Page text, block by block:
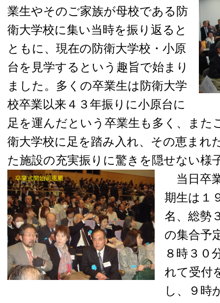
業生やそのご家族が母校である防
衛大学校に集い当時を振り返ると
ともに、現在の防衛大学校・小原
台を見学するという趣旨で始まり
ました。多くの卒業生は防衛大学
校卒業以来４３年振りに小原台に
足を運んだという卒業生も多く、また
衛大学校に足を踏み入れ、その恵まれ
た施設の充実振りに驚きを隠せない様
当日卒
期生は１
名、総勢
の集合予
８時３０
れて受付
し、９時